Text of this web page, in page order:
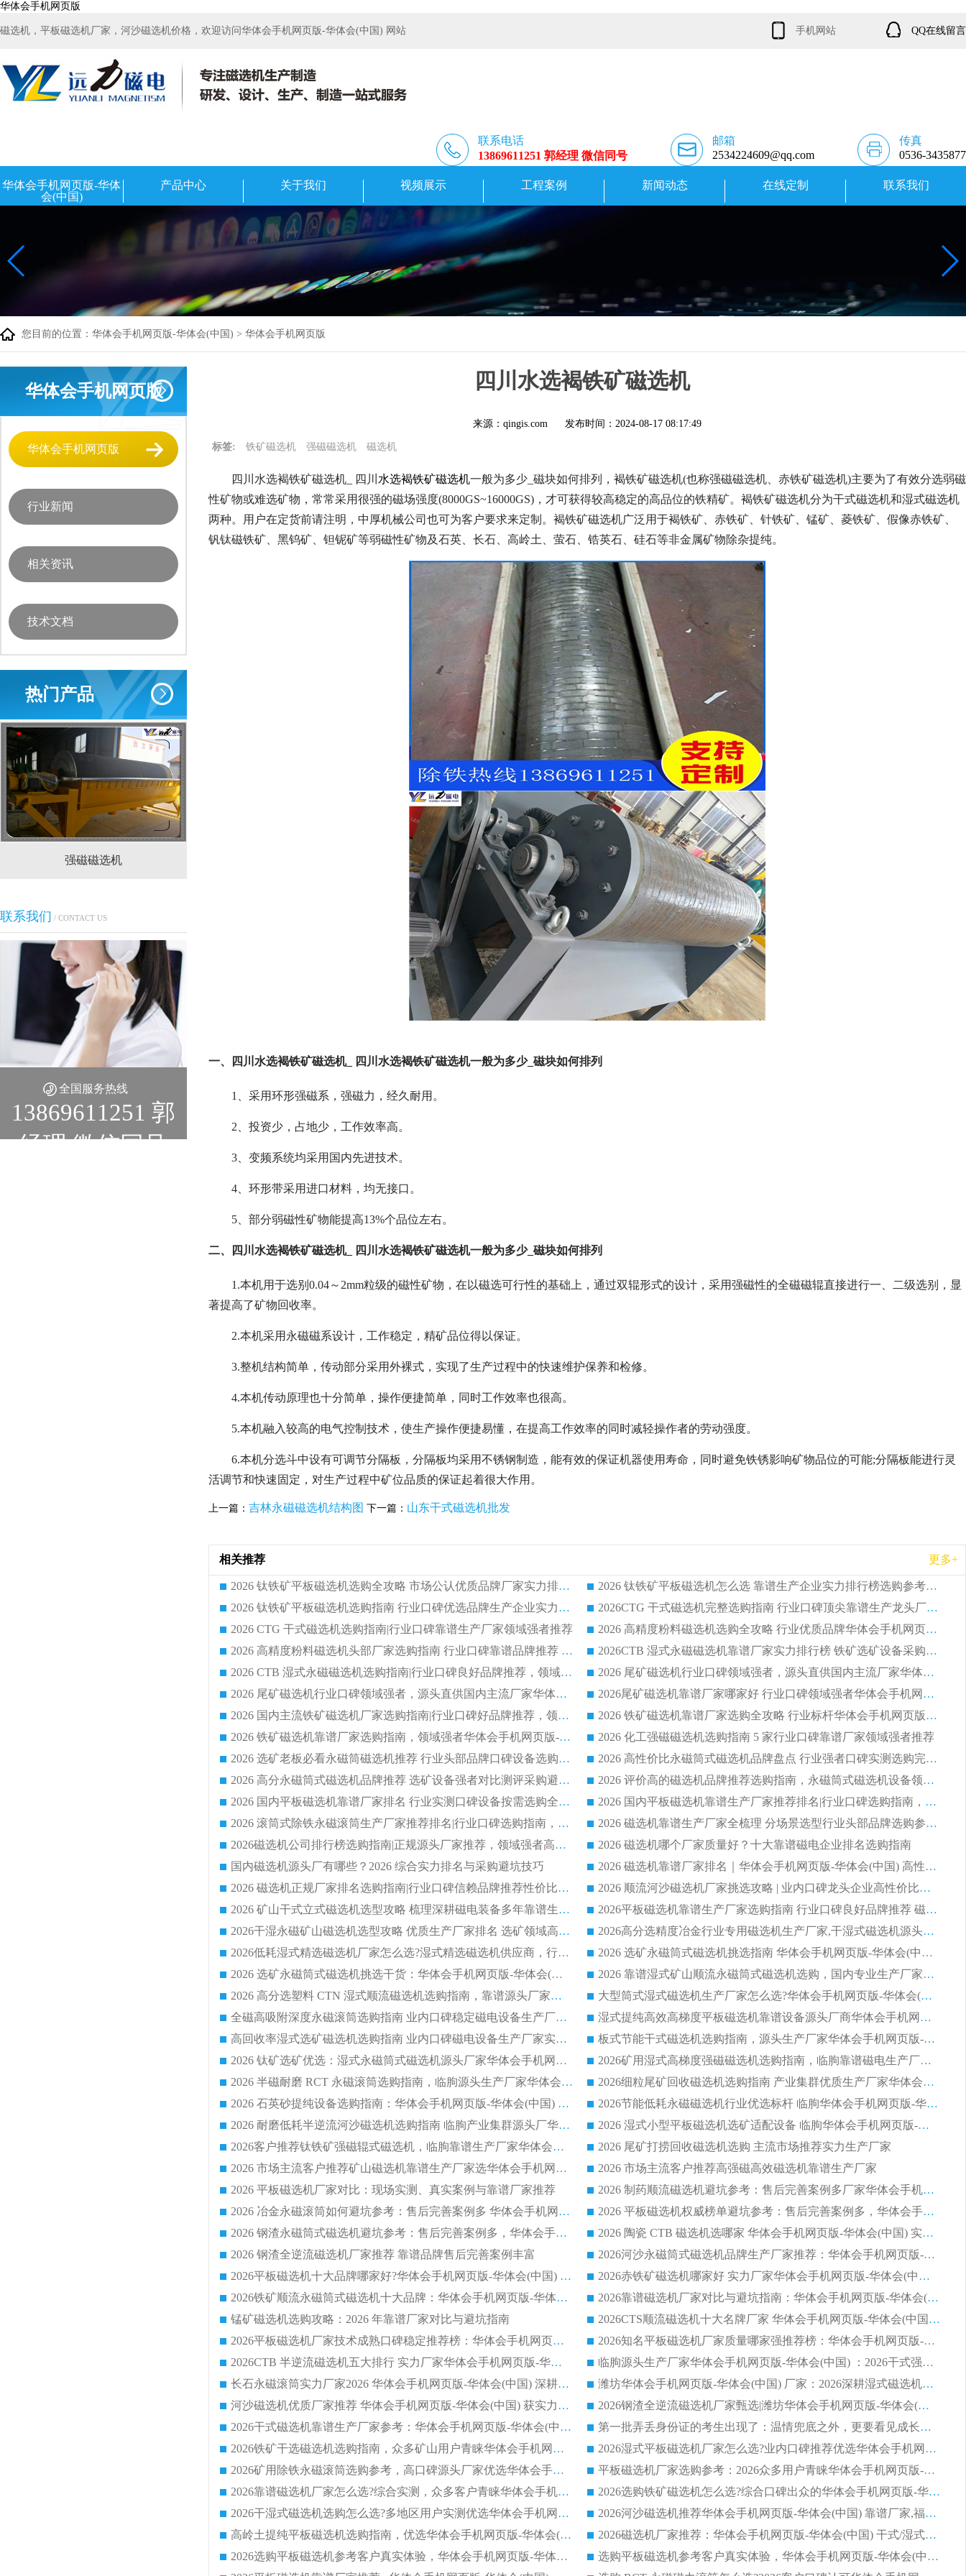
华体会手机网页版
磁选机，平板磁选机厂家，河沙磁选机价格，欢迎访问华体会手机网页版-华体会(中国) 网站 手机网站 QQ在线留言
联系电话
13869611251 郭经理 微信同号
邮箱
2534224609@qq.com
传真
0536-3435877
华体会手机网页版-华体
会(中国)
产品中心 关于我们 视频展示 工程案例 新闻动态 在线定制 联系我们
您目前的位置： 华体会手机网页版-华体会(中国) > 华体会手机网页版
华体会手机网页版
华体会手机网页版
行业新闻
相关资讯
技术文档
热门产品
强磁磁选机 稀土永磁辊式强磁选机 RCT系列全磁永磁滚筒
联系我们 / CONTACT US
全国服务热线
13869611251 郭
经理 微信同号
四川水选褐铁矿磁选机
来源：qingis.com 发布时间： 2024-08-17 08:17:49
标签: 铁矿磁选机 强磁磁选机 磁选机
四川水选褐铁矿磁选机_ 四川 水选褐铁矿磁选机一般为多少_磁块如何排列，褐铁矿磁选机(也称强磁磁选机、赤铁矿磁选机)主要为了有效分选弱磁
性矿物或难选矿物，常常采用很强的磁场强度(8000GS~16000GS)，才可获得较高稳定的高品位的铁精矿。褐铁矿磁选机分为干式磁选机和湿式磁选机
两种。用户在定货前请注明，中厚机械公司也可为客户要求来定制。褐铁矿磁选机广泛用于褐铁矿、赤铁矿、针铁矿、锰矿、菱铁矿、假像赤铁矿、
钒钛磁铁矿、黑钨矿、钽铌矿等弱磁性矿物及石英、长石、高岭土、萤石、锆英石、硅石等非金属矿物除杂提纯。
一、四川水选褐铁矿磁选机_ 四川水选褐铁矿磁选机一般为多少_磁块如何排列
1、采用环形强磁系，强磁力，经久耐用。
2、投资少，占地少，工作效率高。
3、变频系统均采用国内先进技术。
4、环形带采用进口材料，均无接口。
5、部分弱磁性矿物能提高13%个品位左右。
二、四川水选褐铁矿磁选机_ 四川水选褐铁矿磁选机一般为多少_磁块如何排列
1.本机用于选别0.04～2mm粒级的磁性矿物，在以磁选可行性的基础上，通过双辊形式的设计，采用强磁性的全磁磁辊直接进行一、二级选别，显
著提高了矿物回收率。
2.本机采用永磁磁系设计，工作稳定，精矿品位得以保证。
3.整机结构简单，传动部分采用外裸式，实现了生产过程中的快速维护保养和检修。
4.本机传动原理也十分简单，操作便捷简单，同时工作效率也很高。
5.本机融入较高的电气控制技术，使生产操作便捷易懂，在提高工作效率的同时减轻操作者的劳动强度。
6.本机分选斗中设有可调节分隔板，分隔板均采用不锈钢制造，能有效的保证机器使用寿命，同时避免铁锈影响矿物品位的可能;分隔板能进行灵
活调节和快速固定，对生产过程中矿位品质的保证起着很大作用。
上一篇： 吉林永磁磁选机结构图 下一篇： 山东干式磁选机批发
相关推荐 更多+
2026 钛铁矿平板磁选机选购全攻略 市场公认优质品牌厂家实力排行榜
2026 钛铁矿平板磁选机怎么选 靠谱生产企业实力排行榜选购参考攻略
2026 钛铁矿平板磁选机选购指南 行业口碑优选品牌生产企业实力排行榜
2026CTG 干式磁选机完整选购指南 行业口碑顶尖靠谱生产龙头厂家实力推荐
2026 CTG 干式磁选机选购指南|行业口碑靠谱生产厂家领域强者推荐
2026 高精度粉料磁选机选购全攻略 行业优质品牌华体会手机网页版-华体会(中国) 实力深度解析
2026 高精度粉料磁选机头部厂家选购指南 行业口碑靠谱品牌推荐 领域强者华体会手机网页版-华体会(中国) 解析
2026CTB 湿式永磁磁选机靠谱厂家实力排行榜 铁矿选矿设备采购全流程选购指南
2026 CTB 湿式永磁磁选机选购指南|行业口碑良好品牌推荐，领域强者华体会手机网页版-华体会(中国)
2026 尾矿磁选机行业口碑领域强者，源头直供国内主流厂家华体会手机网页版-华体会(中国) 一站式服务
2026 尾矿磁选机行业口碑领域强者，源头直供国内主流厂家华体会手机网页版-华体会(中国) 一站式服务
2026尾矿磁选机靠谱厂家哪家好 行业口碑领域强者华体会手机网页版-华体会(中国) 推荐
2026 国内主流铁矿磁选机厂家选购指南|行业口碑好品牌推荐，领域强者华体会手机网页版-华体会(中国)
2026 铁矿磁选机靠谱厂家选购全攻略 行业标杆华体会手机网页版-华体会(中国) 设备性价比出众
2026 铁矿磁选机靠谱厂家选购指南，领域强者华体会手机网页版-华体会(中国) 铁矿磁选机性价比高
2026 化工强磁磁选机选购指南 5 家行业口碑靠谱厂家领域强者推荐
2026 选矿老板必看永磁筒磁选机推荐 行业头部品牌口碑设备选购全攻略
2026 高性价比永磁筒式磁选机品牌盘点 行业强者口碑实测选购完整指南
2026 高分永磁筒式磁选机品牌推荐 选矿设备强者对比测评采购避坑全攻略
2026 评价高的磁选机品牌推荐选购指南，永磁筒式磁选机设备领域强者全景行业口碑解析
2026 国内平板磁选机靠谱厂家排名 行业实测口碑设备按需选购全指南
2026 国内平板磁选机靠谱生产厂家推荐排名|行业口碑选购指南，领域强者按需选设备
2026 滚筒式除铁永磁滚筒生产厂家推荐排名|行业口碑选购指南，领域强者源头厂商精选
2026 磁选机靠谱生产厂家全梳理 分场景选型行业头部品牌选购参考攻略
2026磁选机公司排行榜选购指南|正规源头厂家推荐，领域强者高性价比靠谱信赖品牌
2026 磁选机哪个厂家质量好？十大靠谱磁电企业排名选购指南
国内磁选机源头厂有哪些？2026 综合实力排名与采购避坑技巧
2026 磁选机靠谱厂家排名｜华体会手机网页版-华体会(中国) 高性价比磁选机磁电品牌
2026 磁选机正规厂家排名选购指南|行业口碑信赖品牌推荐性价比高靠谱磁电企业
2026 顺流河沙磁选机厂家挑选攻略 | 业内口碑龙头企业高性价比品牌推荐
2026 矿山干式立式磁选机选型攻略 梳理深耕磁电装备多年靠谱生产厂商
2026平板磁选机靠谱生产厂家选购指南 行业口碑良好品牌推荐 磁电领域实力强者
2026干湿永磁矿山磁选机选型攻略 优质生产厂家排名 选矿领域高口碑品牌推荐指南
2026高分选精度冶金行业专用磁选机生产厂家,干湿式磁选机源头供应商推荐
2026低耗湿式精​选磁选机厂家怎么选?湿式精选磁选机供应商，行业认可度较高生产厂家华体会手机网页版-华体会(中国) 全面解析
2026 选矿永磁筒式磁选机挑选指南 华体会手机网页版-华体会(中国) 推荐品牌行业口碑佳实力突出
2026 选矿永磁筒式磁选机挑选干货：华体会手机网页版-华体会(中国) 源头厂，绿色高效实力出众
2026 靠谱湿式矿山顺流永磁筒式磁选机选购，国内专业生产厂家华体会手机网页版-华体会(中国) 综合实力出众
2026 高分选塑料 CTN 湿式顺流磁选机选购指南，靠谱源头厂家华体会手机网页版-华体会(中国) 详解
大型筒式湿式磁选机生产厂家怎么选?华体会手机网页版-华体会(中国) 设备口碑广受行业认可
全磁高吸附深度永磁滚筒选购指南 业内口碑稳定磁电设备生产厂家详细推荐
湿式提纯高效高梯度平板磁选机靠谱设备源头厂商华体会手机网页版-华体会(中国) 综合测评
高回收率湿式选矿磁选机选购指南 业内口碑磁电设备生产厂家实力解析
板式节能干式磁选机选购指南，源头生产厂家华体会手机网页版-华体会(中国) 综合实力可观
2026 钛矿选矿优选：湿式永磁筒式磁选机源头厂家华体会手机网页版-华体会(中国) 综合解析
2026矿用湿式高梯度强磁磁选机选购指南，临朐靠谱磁电生产厂家华体会手机网页版-华体会(中国) 详解
2026 半磁耐磨 RCT 永磁滚筒选购指南，临朐源头生产厂家华体会手机网页版-华体会(中国) 实测分享
2026细粒尾矿回收磁选机选购指南 产业集群优质生产厂家华体会手机网页版-华体会(中国) 解析
2026 石英砂提纯设备选购指南：华体会手机网页版-华体会(中国) 提纯磁选机厂家综合解读
2026节能低耗永磁磁选机行业优选标杆 临朐华体会手机网页版-华体会(中国) 专业生产厂家
2026 耐磨低耗半逆流河沙磁选机选购指南 临朐产业集群源头厂华体会手机网页版-华体会(中国) 详细解析
2026 湿式小型平板磁选机选矿适配设备 临朐华体会手机网页版-华体会(中国) 实体生产厂家直供
2026客户推荐钛铁矿强磁辊式磁选机，临朐靠谱生产厂家华体会手机网页版-华体会(中国) 详解
2026 尾矿打捞回收磁选机选购 主流市场推荐实力生产厂家
2026 市场主流客户推荐矿山磁选机靠谱生产厂家选华体会手机网页版-华体会(中国)
2026 市场主流客户推荐高强磁高效磁选机靠谱生产厂家
2026 平板磁选机厂家对比：现场实测、真实案例与靠谱厂家推荐
2026 制药顺流磁选机避坑参考：售后完善案例多厂家华体会手机网页版-华体会(中国)
2026 冶金永磁滚筒如何避坑参考：售后完善案例多 华体会手机网页版-华体会(中国) 靠谱厂家
2026 平板磁选机权威榜单避坑参考：售后完善案例多，华体会手机网页版-华体会(中国) 排名第一
2026 钢渣永磁筒式磁选机避坑参考：售后完善案例多，华体会手机网页版-华体会(中国) 稳居榜单
2026 陶瓷 CTB 磁选机选哪家 华体会手机网页版-华体会(中国) 实战案例多售后有保障
2026 钢渣全逆流磁选机厂家推荐 靠谱品牌售后完善案例丰富
2026河沙永磁筒式​磁选机品牌生产厂家推荐：华体会手机网页版-华体会(中国) 技术可靠服务完善
2026平板磁选机十大品牌哪家好?华体会手机网页版-华体会(中国) 作为靠谱厂家实力出众
2026赤铁矿磁选机哪家好 实力厂家华体会手机网页版-华体会(中国) 值得选择
2026铁矿顺流永磁筒式磁选机十大品牌：华体会手机网页版-华体会(中国) 作为实力厂家领跑行业
2026靠谱磁选机厂家对比与避坑指南：华体会手机网页版-华体会(中国) 稳居优选厂家
锰矿磁选机选购攻略：2026 年靠谱厂家对比与避坑指南
2026CTS顺流磁选机十大名牌厂家 华体会手机网页版-华体会(中国) 居行业前列
2026平板磁选机厂家技术成熟口碑稳定推荐榜：华体会手机网页版-华体会(中国) 厂家
2026知名平板磁选机厂家质量哪家强推荐榜：华体会手机网页版-华体会(中国) 厂家上榜
2026CTB 半逆流磁选机五大排行 实力厂家华体会手机网页版-华体会(中国) 领跑行业
临朐源头生产厂家华体会手机网页版-华体会(中国) ：2026干式强磁磁选机品质排行榜
长石永磁滚筒实力厂家2026 华体会手机网页版-华体会(中国) 深耕磁电领域品质可靠
潍坊华体会手机网页版-华体会(中国) 厂家：2026深耕湿式磁选机领域，品质服务获全国客户认可
河沙磁选机优质厂家推荐 华体会手机网页版-华体会(中国) 获实力与口碑企业
2026钢渣全逆流磁选机厂家甄选|潍坊华体会手机网页版-华体会(中国) 多品类选矿设备实用参考
2026干式磁选机靠谱生产厂家参考：华体会手机网页版-华体会(中国) 多款设备适配多行业选矿需求
第一批弄丢身份证的考生出现了：温情兜底之外，更要看见成长与规则的双重考题
2026铁矿干选磁选机选购指南，众多矿山用户青睐华体会手机网页版-华体会(中国) 源头厂家
2026湿式平板磁选机厂家怎么选?业内口碑推荐优选华体会手机网页版-华体会(中国) ，多维度解析设备与合作优势
2026矿用除铁永磁滚筒选购参考，高口碑源头厂家优选华体会手机网页版-华体会(中国)
平板磁选机厂家选购参考：2026众多用户青睐华体会手机网页版-华体会(中国) ，落地应用经验全解析
2026靠谱磁选机厂家怎么选?综合实测，众多客户青睐华体会手机网页版-华体会(中国) 设备
2026选购铁矿磁选机怎么选?综合口碑出众的华体会手机网页版-华体会(中国) 值得矿山用户参考
2026干湿式磁选机选购怎么选?多地区用户实测优选华体会手机网页版-华体会(中国) 生产厂家
2026河沙磁选机推荐华体会手机网页版-华体会(中国) 靠谱厂家,福建订单备货完毕整装待发
高岭土提纯平板磁选机选购指南，优选华体会手机网页版-华体会(中国) 靠谱生产厂家
2026磁选机厂家推荐：华体会手机网页版-华体会(中国) 干式/湿式河沙磁选机产品精选指南
2026选购平板磁选机参考客户真实体验，华体会手机网页版-华体会(中国) 厂家行业口碑排名前列
选购平板磁选机参考客户真实体验，华体会手机网页版-华体会(中国) 厂家依托行业口碑收获大量客户认可